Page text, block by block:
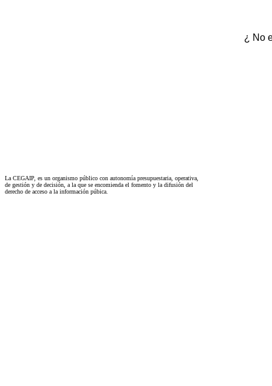
¿ No
La CEGAIP, es un organismo público con autonomía presupuestaria, operativa,
de gestión y de decisión, a la que se encomienda el fomento y la difusión del
derecho de acceso a la información púbica.